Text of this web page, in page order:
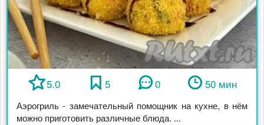
5.0 5 0 50 мин
Аэрогриль - замечательный помощник на кухне, в нём
можно приготовить различные блюда. ...